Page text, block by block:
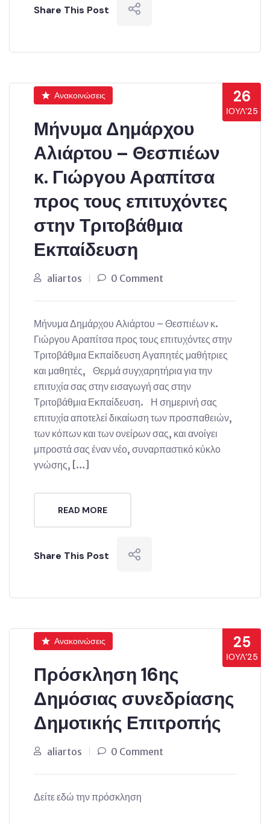
Share This Post
26
ΙΟΎΛ’25
Ανακοινώσεις
Μήνυμα Δημάρχου
Αλιάρτου – Θεσπιέων
κ. Γιώργου Αραπίτσα
προς τους επιτυχόντες
στην Τριτοβάθμια
Εκπαίδευση
aliartos 0 Comment
Μήνυμα Δημάρχου Αλιάρτου – Θεσπιέων κ.
Γιώργου Αραπίτσα προς τους επιτυχόντες στην
Τριτοβάθμια Εκπαίδευση Αγαπητές μαθήτριες
και μαθητές, Θερμά συγχαρητήρια για την
επιτυχία σας στην εισαγωγή σας στην
Τριτοβάθμια Εκπαίδευση. Η σημερινή σας
επιτυχία αποτελεί δικαίωση των προσπαθειών,
των κόπων και των ονείρων σας, και ανοίγει
μπροστά σας έναν νέο, συναρπαστικό κύκλο
γνώσης, […]
READ MORE
Share This Post
25
ΙΟΎΛ’25
Ανακοινώσεις
Πρόσκληση 16ης
Δημόσιας συνεδρίασης
Δημοτικής Επιτροπής
aliartos 0 Comment
Δείτε εδώ την πρόσκληση